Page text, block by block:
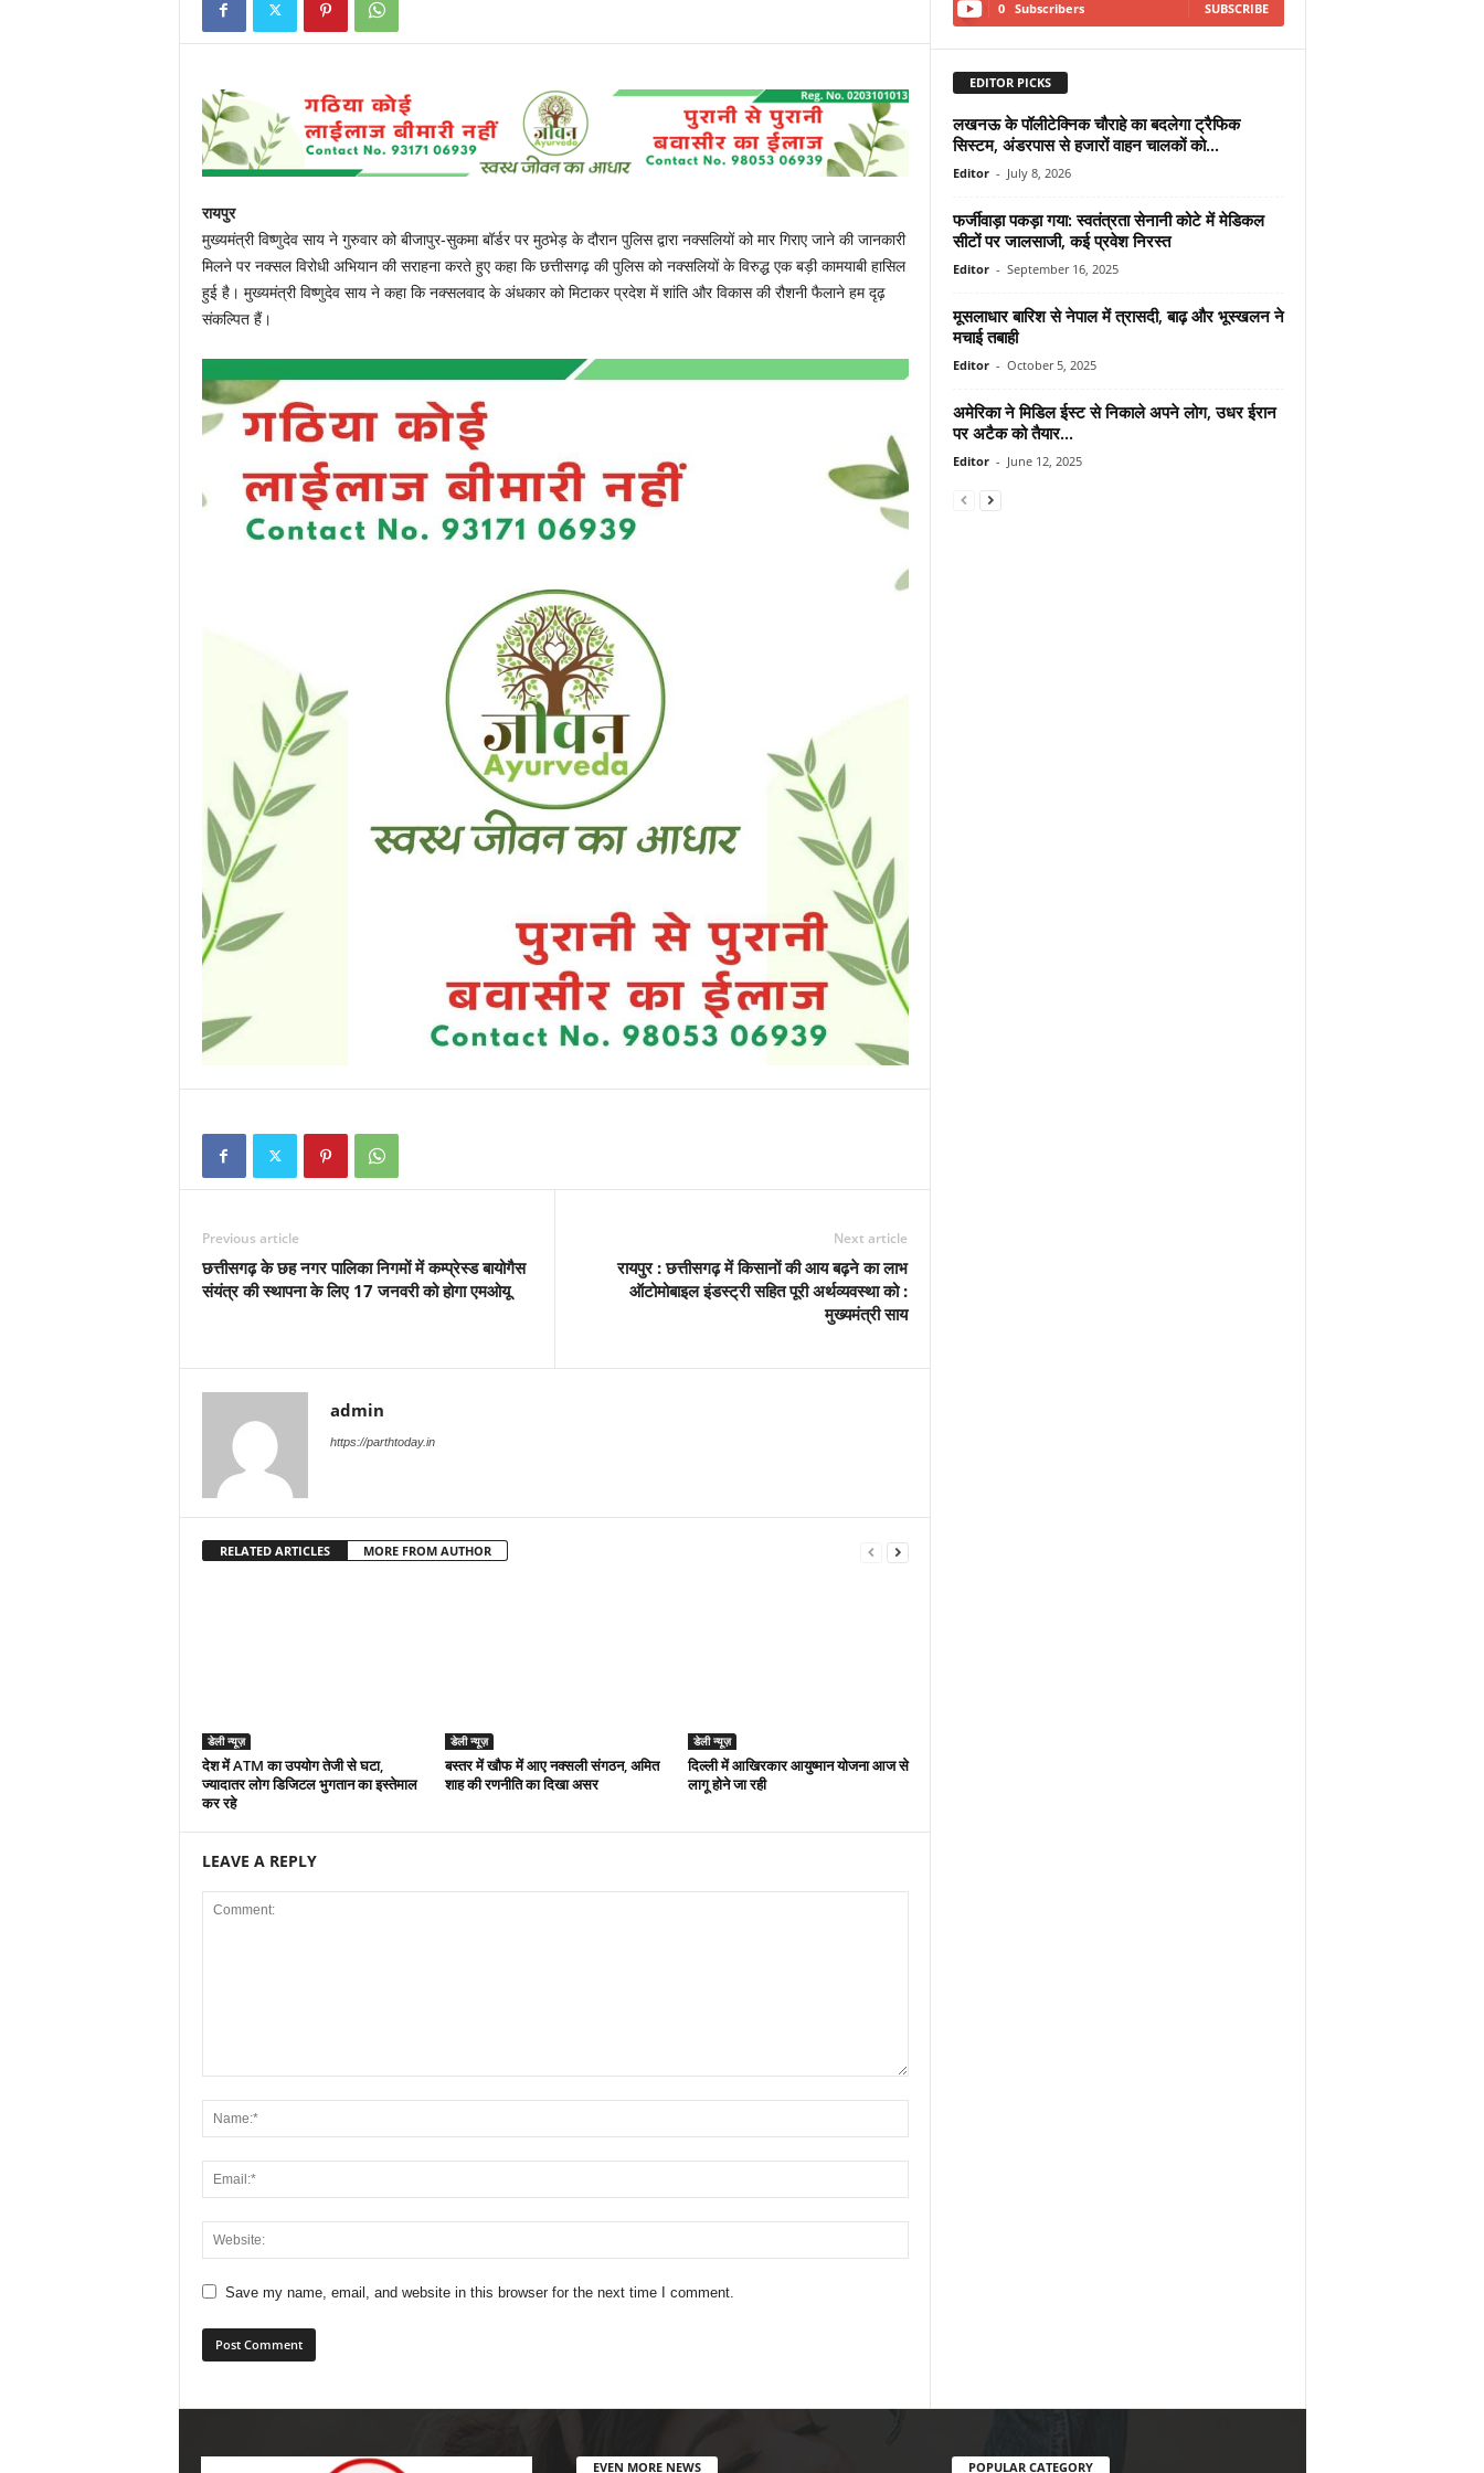
रायपुर
मुख्यमंत्री विष्णुदेव साय ने गुरुवार को बीजापुर-सुकमा बॉर्डर पर मुठभेड़ के दौरान पुलिस द्वारा नक्सलियों को मार गिराए जाने की जानकारी
मिलने पर नक्सल विरोधी अभियान की सराहना करते हुए कहा कि छत्तीसगढ़ की पुलिस को नक्सलियों के विरुद्ध एक बड़ी कामयाबी हासिल
हुई है। मुख्यमंत्री विष्णुदेव साय ने कहा कि नक्सलवाद के अंधकार को मिटाकर प्रदेश में शांति और विकास की रौशनी फैलाने हम दृढ़
संकल्पित हैं।
Previous article
छत्तीसगढ़ के छह नगर पालिका निगमों में कम्प्रेस्ड बायोगैस
संयंत्र की स्थापना के लिए 17 जनवरी को होगा एमओयू
Next article
रायपुर : छत्तीसगढ़ में किसानों की आय बढ़ने का लाभ
ऑटोमोबाइल इंडस्ट्री सहित पूरी अर्थव्यवस्था को :
मुख्यमंत्री साय
admin
https://parthtoday.in
RELATED ARTICLES MORE FROM AUTHOR
डेली न्यूज़
देश में ATM का उपयोग तेजी से घटा,
ज्यादातर लोग डिजिटल भुगतान का इस्तेमाल
कर रहे
डेली न्यूज़
बस्तर में खौफ में आए नक्सली संगठन, अमित
शाह की रणनीति का दिखा असर
डेली न्यूज़
द‍िल्‍ली में आख‍िरकार आयुष्‍मान योजना आज से
लागू होने जा रही
LEAVE A REPLY
Save my name, email, and website in this browser for the next time I comment.
0 Subscribers SUBSCRIBE
EDITOR PICKS
लखनऊ के पॉलीटेक्निक चौराहे का बदलेगा ट्रैफिक
सिस्टम, अंडरपास से हजारों वाहन चालकों को...
Editor - July 8, 2026
फर्जीवाड़ा पकड़ा गया: स्वतंत्रता सेनानी कोटे में मेडिकल
सीटों पर जालसाजी, कई प्रवेश निरस्त
Editor - September 16, 2025
मूसलाधार बारिश से नेपाल में त्रासदी, बाढ़ और भूस्खलन ने
मचाई तबाही
Editor - October 5, 2025
अमेरिका ने मिडिल ईस्ट से निकाले अपने लोग, उधर ईरान
पर अटैक को तैयार...
Editor - June 12, 2025
EVEN MORE NEWS POPULAR CATEGORY